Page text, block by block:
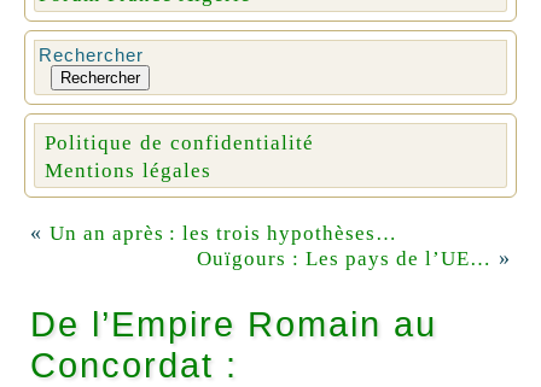
Rechercher
Rechercher
Politique de confidentialité
Mentions légales
« Un an après : les trois hypothèses…
Ouïgours : Les pays de l’UE… »
De l’Empire Romain au
Concordat :